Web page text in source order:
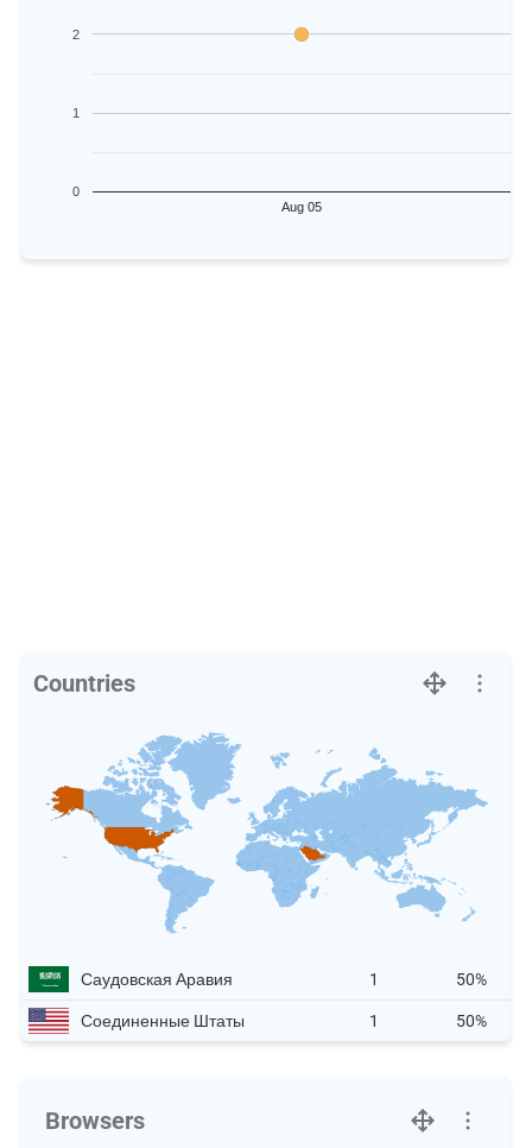
Aug 05
0
1
2
Countries
Саудовская Аравия 1 50%
Соединенные Штаты 1 50%
Browsers